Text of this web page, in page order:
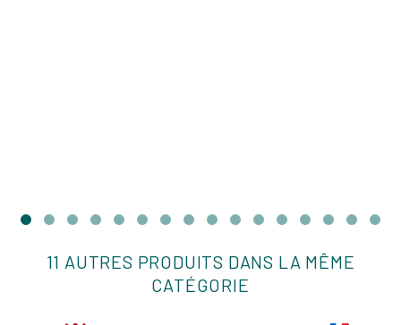
11 AUTRES PRODUITS DANS LA MÊME
CATÉGORIE